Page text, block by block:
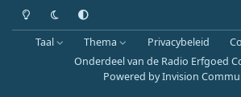
Heldere modus
Donkere modus
Systeemvoorkeur
Taal Thema Privacybeleid
Onderdeel van de Radio Erfgoed
Powered byInvision